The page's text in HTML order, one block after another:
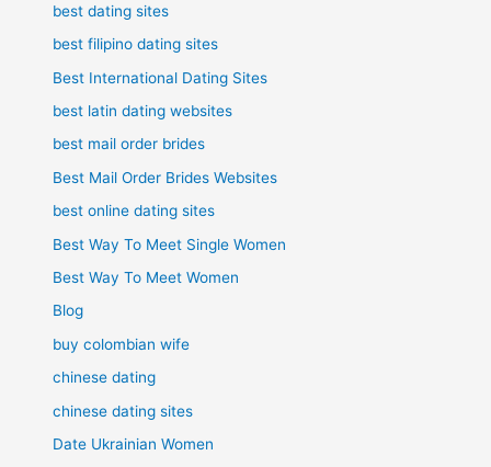
best dating sites
best filipino dating sites
Best International Dating Sites
best latin dating websites
best mail order brides
Best Mail Order Brides Websites
best online dating sites
Best Way To Meet Single Women
Best Way To Meet Women
Blog
buy colombian wife
chinese dating
chinese dating sites
Date Ukrainian Women